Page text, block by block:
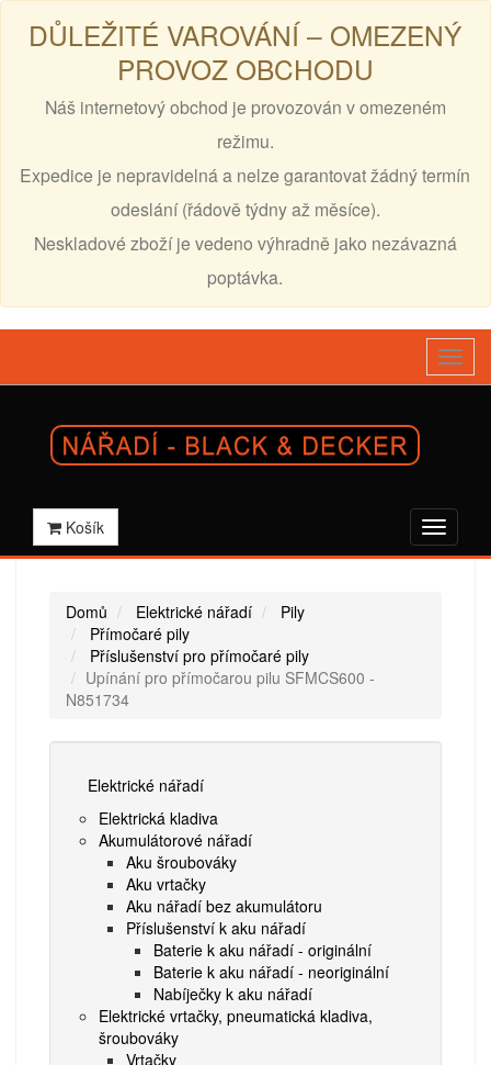
DŮLEŽITÉ VAROVÁNÍ – OMEZENÝ
PROVOZ OBCHODU
Náš internetový obchod je provozován v omezeném
režimu.
Expedice je nepravidelná a nelze garantovat žádný termín
odeslání (řádově týdny až měsíce).
Neskladové zboží je vedeno výhradně jako nezávazná
poptávka.
Košík
Domů Elektrické nářadí
Pily
Přímočaré pily
Příslušenství pro přímočaré pily
Upínání pro přímočarou pilu SFMCS600 -
N851734
Elektrické nářadí
Elektrická kladiva
Akumulátorové nářadí
Aku šroubováky
Aku vrtačky
Aku nářadí bez akumulátoru
Příslušenství k aku nářadí
Baterie k aku nářadí - originální
Baterie k aku nářadí - neoriginální
Nabíječky k aku nářadí
Elektrické vrtačky, pneumatická kladiva,
šroubováky
Vrtačky